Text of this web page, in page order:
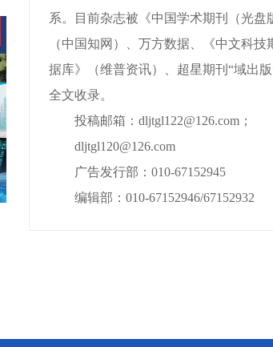
系。目前杂志被《中国学术期刊（光盘
（中国知网）、万方数据、《中文科技
据库》（维普资讯）、超星期刊“域出版
全文收录。
投稿邮箱：dljtgl122@126.com；
dljtgl120@126.com
广告发行部：010-67152945
编辑部：010-67152946/67152932